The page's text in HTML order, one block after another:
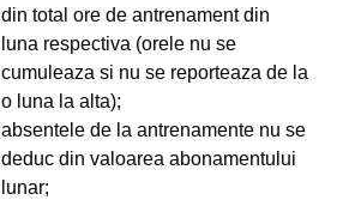
din total ore de antrenament din
luna respectiva (orele nu se
cumuleaza si nu se reporteaza de la
o luna la alta);
absentele de la antrenamente nu se
deduc din valoarea abonamentului
lunar;